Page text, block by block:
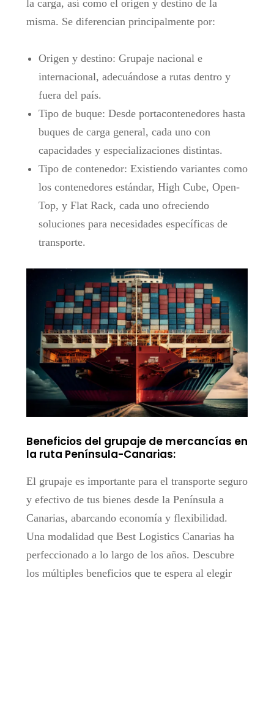
la carga, así como el origen y destino de la
misma. Se diferencian principalmente por:
Origen y destino: Grupaje nacional e
internacional, adecuándose a rutas dentro y
fuera del país.
Tipo de buque: Desde portacontenedores hasta
buques de carga general, cada uno con
capacidades y especializaciones distintas.
Tipo de contenedor: Existiendo variantes como
los contenedores estándar, High Cube, Open-
Top, y Flat Rack, cada uno ofreciendo
soluciones para necesidades específicas de
transporte.
Beneficios del grupaje de mercancías en
la ruta Península-Canarias:
El grupaje es importante para el transporte seguro
y efectivo de tus bienes desde la Península a
Canarias, abarcando economía y flexibilidad.
Una modalidad que Best Logistics Canarias ha
perfeccionado a lo largo de los años. Descubre
los múltiples beneficios que te espera al elegir